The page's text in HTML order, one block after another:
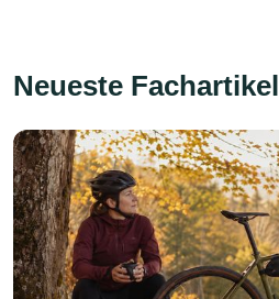
Neueste Fachartikel